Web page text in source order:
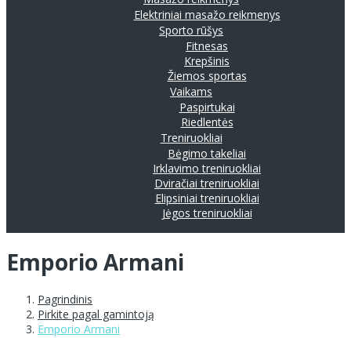
Elektriniai masažo reikmenys
Sporto rūšys
Fitnesas
Krepšinis
Žiemos sportas
Vaikams
Paspirtukai
Riedlentės
Treniruokliai
Bėgimo takeliai
Irklavimo treniruokliai
Dviračiai treniruokliai
Elipsiniai treniruokliai
Jėgos treniruokliai
Emporio Armani
Pagrindinis
Pirkite pagal gamintoją
Emporio Armani